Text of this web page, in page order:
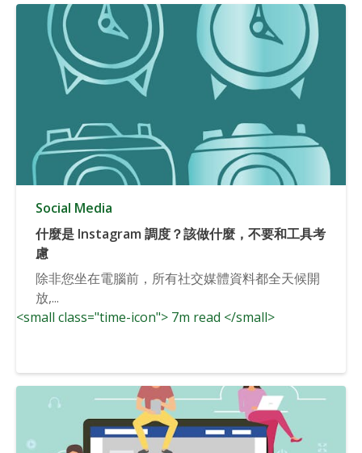
Social Media
什麼是 Instagram 調度？該做什麼，不要和工具考
慮
除非您坐在電腦前，所有社交媒體資料都全天候開
放,...
<small class="time-icon"> 7m read </small>